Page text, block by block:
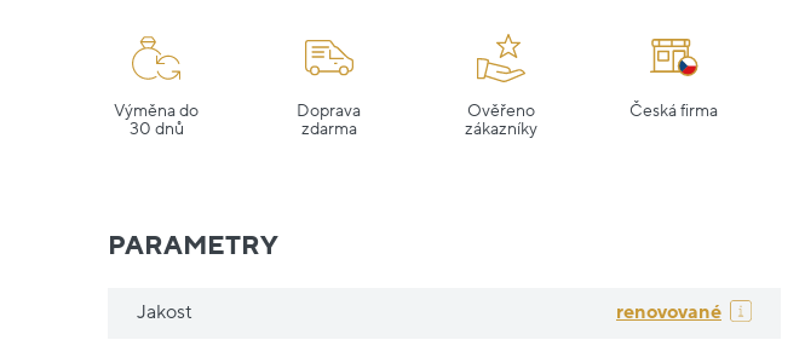
Výměna do
30 dnů
Doprava
zdarma
Ověřeno
zákazníky
Česká firma
PARAMETRY
Jakost renovované